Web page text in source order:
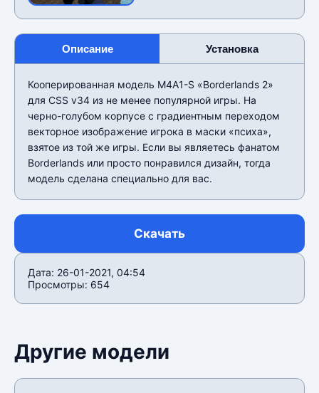
Описание Установка
Кооперированная модель M4A1-S «Borderlands 2»
для CSS v34 из не менее популярной игры. На
черно-голубом корпусе с градиентным переходом
векторное изображение игрока в маски «психа»,
взятое из той же игры. Если вы являетесь фанатом
Borderlands или просто понравился дизайн, тогда
модель сделана специально для вас.
Скачать
Дата: 26-01-2021, 04:54
Просмотры: 654
Другие модели